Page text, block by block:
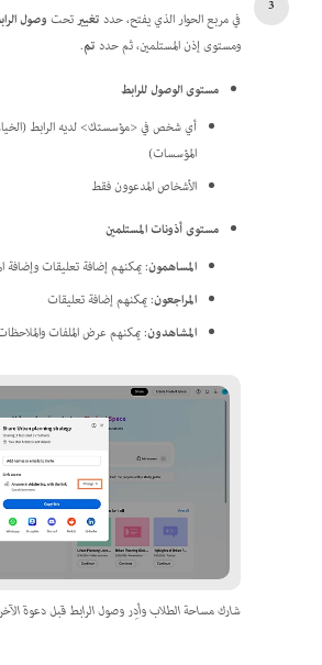
في مربع الحوار الذي يفتح، حددتغييرتحتوصول
ومستوى إذن المستلمين، ثم حددتم.
مستوى الوصول للرابط
أي شخص في<مؤسستك>لديه الرابط
المؤسسات)
الأشخاص المدعوون فقط
مستوى أذونات المستلمين
المساهمون: يمكنهم إضافة تعليقات وإضافة
المراجعون: يمكنهم إضافة تعليقات
المشاهدون: يمكنهم عرض الملفات
شارك مساحة الطلاب وأدِر وصول الرابط قبل دعوة